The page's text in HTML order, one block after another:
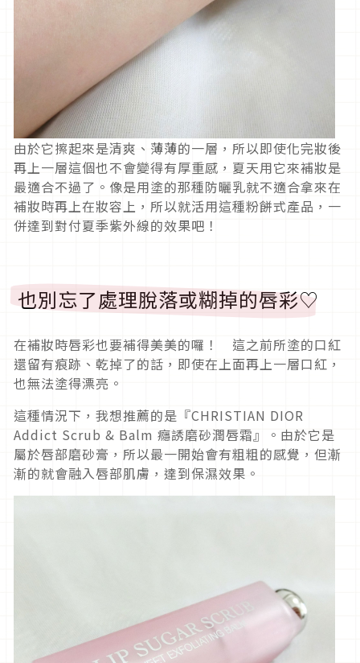
由於它擦起來是清爽、薄薄的一層，所以即使化完妝後
再上一層這個也不會變得有厚重感，夏天用它來補妝是
最適合不過了。像是用塗的那種防曬乳就不適合拿來在
補妝時再上在妝容上，所以就活用這種粉餅式產品，一
併達到對付夏季紫外線的效果吧！
也別忘了處理脫落或糊掉的唇彩♡
在補妝時唇彩也要補得美美的囉！ 這之前所塗的口紅
還留有痕跡、乾掉了的話，即使在上面再上一層口紅，
也無法塗得漂亮。
這種情況下，我想推薦的是『CHRISTIAN DIOR
Addict Scrub & Balm 癮誘磨砂潤唇霜』。由於它是
屬於唇部磨砂膏，所以最一開始會有粗粗的感覺，但漸
漸的就會融入唇部肌膚，達到保濕效果。